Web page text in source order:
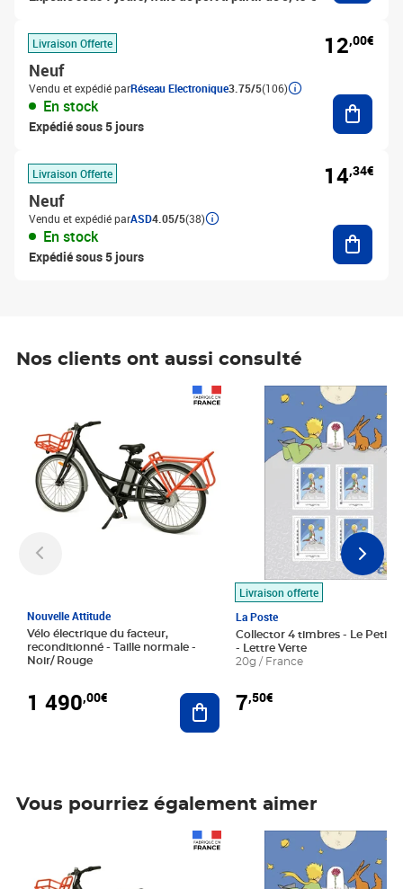
Livraison Offerte
Neuf
Vendu et expédié parRéseau Electronique3.75/5(106)
En stock
Expédié sous 5 jours
12,00€
Livraison Offerte
Neuf
Vendu et expédié parASD4.05/5(38)
En stock
Expédié sous 5 jours
14,34€
Nos clients ont aussi consulté
Nouvelle Attitude
Vélo électrique du facteur,
reconditionné - Taille normale -
Noir/ Rouge
1 490,00€ Ajouter au panier
Livraison offerte
La Poste
Collector 4 timbres - Le Petit
- Lettre Verte
20g / France
7,50€
Prix 7,50€
Vous pourriez également aimer
Prix 7,50€